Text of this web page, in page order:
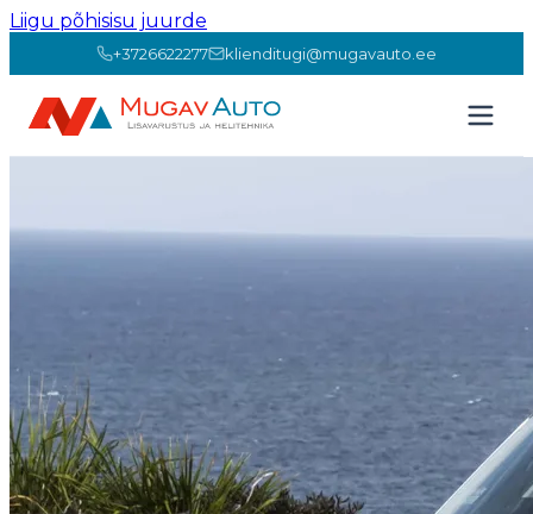
Liigu põhisisu juurde
+3726622277 klienditugi@mugavauto.ee